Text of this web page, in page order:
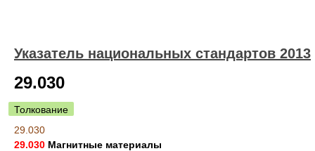
Указатель национальных стандартов 2013
29.030
Толкование
29.030
29.030 Магнитные материалы